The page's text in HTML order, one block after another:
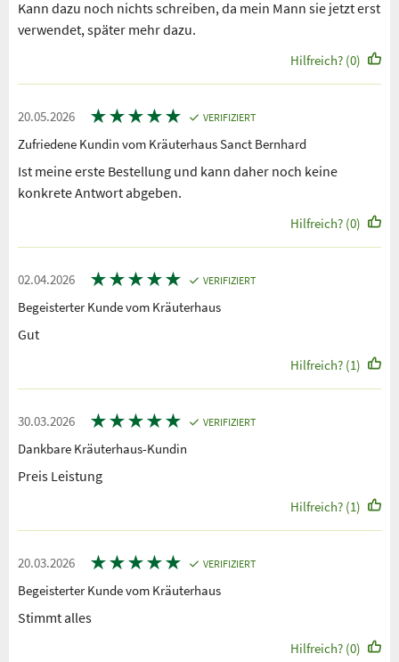
Kann dazu noch nichts schreiben, da mein Mann sie jetzt erst
verwendet, später mehr dazu.
Hilfreich? (0)
20.05.2026 ★★★★★ VERIFIZIERT
Zufriedene Kundin vom Kräuterhaus Sanct Bernhard
Ist meine erste Bestellung und kann daher noch keine
konkrete Antwort abgeben.
Hilfreich? (0)
02.04.2026 ★★★★★ VERIFIZIERT
Begeisterter Kunde vom Kräuterhaus
Gut
Hilfreich? (1)
30.03.2026 ★★★★★ VERIFIZIERT
Dankbare Kräuterhaus-Kundin
Preis Leistung
Hilfreich? (1)
20.03.2026 ★★★★★ VERIFIZIERT
Begeisterter Kunde vom Kräuterhaus
Stimmt alles
Hilfreich? (0)